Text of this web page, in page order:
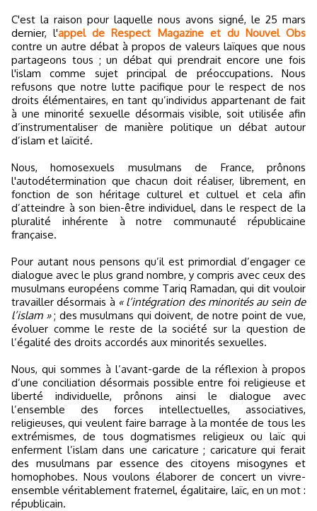
C'est la raison pour laquelle nous avons signé, le 25 mars
dernier, l'appel de Respect Magazine et du Nouvel Obs
contre un autre débat à propos de valeurs laïques que nous
partageons tous ; un débat qui prendrait encore une fois
l'islam comme sujet principal de préoccupations. Nous
refusons que notre lutte pacifique pour le respect de nos
droits élémentaires, en tant qu’individus appartenant de fait
à une minorité sexuelle désormais visible, soit utilisée afin
d’instrumentaliser de manière politique un débat autour
d’islam et laïcité.
Nous, homosexuels musulmans de France, prônons
l'autodétermination que chacun doit réaliser, librement, en
fonction de son héritage culturel et cultuel et cela afin
d’atteindre à son bien-être individuel, dans le respect de la
pluralité inhérente à notre communauté républicaine
française.
Pour autant nous pensons qu’il est primordial d’engager ce
dialogue avec le plus grand nombre, y compris avec ceux des
musulmans européens comme Tariq Ramadan, qui dit vouloir
travailler désormais à « l’intégration des minorités au sein de
l’islam »; des musulmans qui doivent, de notre point de vue,
évoluer comme le reste de la société sur la question de
l’égalité des droits accordés aux minorités sexuelles.
Nous, qui sommes à l’avant-garde de la réflexion à propos
d’une conciliation désormais possible entre foi religieuse et
liberté individuelle, prônons ainsi le dialogue avec
l’ensemble des forces intellectuelles, associatives,
religieuses, qui veulent faire barrage à la montée de tous les
extrémismes, de tous dogmatismes religieux ou laïc qui
enferment l’islam dans une caricature ; caricature qui ferait
des musulmans par essence des citoyens misogynes et
homophobes. Nous voulons élaborer de concert un vivre-
ensemble véritablement fraternel, égalitaire, laïc, en un mot :
républicain.